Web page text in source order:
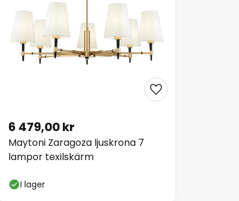
Maytoni Zaragoza ljuskrona 7
lampor texilskärm
6 479,00 kr
I lager